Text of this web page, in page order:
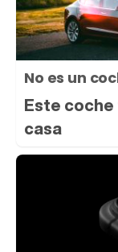
No es un
Este
casa